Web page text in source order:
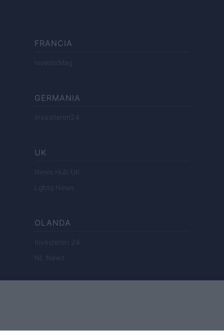
FRANCIA
InvestirMag
GERMANIA
Investieren24
UK
News Hub UK
Lgbtq News
OLANDA
Investeren 24
NL Newz